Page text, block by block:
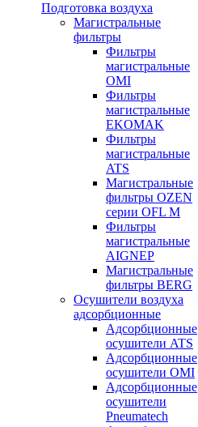
Подготовка воздуха
Магистральные
фильтры
Фильтры
магистральные
OMI
Фильтры
магистральные
EKOMAK
Фильтры
магистральные
ATS
Магистральные
фильтры OZEN
серии OFL M
Фильтры
магистральные
AIGNEP
Магистральные
фильтры BERG
Осушители воздуха
адсорбционные
Адсорбционные
осушители ATS
Адсорбционные
осушители OMI
Адсорбционные
осушители
Pneumatech